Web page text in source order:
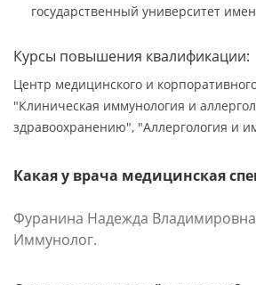
государственный университет
Курсы повышения квалификации:
Центр медицинского и
"Клиническая иммунология и
здравоохранению", "Аллергология и
Какая у врача медицинская
Фуранина Надежда Владимировна
Иммунолог.